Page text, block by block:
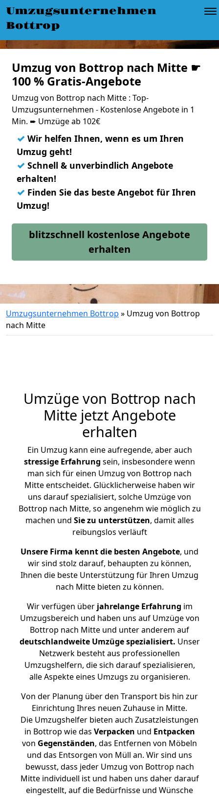
Umzugsunternehmen
Bottrop
Umzug von Bottrop nach Mitte ☛
100 % Gratis-Angebote
Umzug von Bottrop nach Mitte : Top-
Umzugsunternehmen - Kostenlose Angebote in 1
Min. ➨ Umzüge ab 102€
✓ Wir helfen Ihnen, wenn es um Ihren
Umzug geht!
✓ Schnell & unverbindlich Angebote
erhalten!
✓ Finden Sie das beste Angebot für Ihren
Umzug!
blitzschnell kostenlose Angebote
erhalten
Umzugsunternehmen Bottrop » Umzug von Bottrop
nach Mitte
Umzüge von Bottrop nach
Mitte jetzt Angebote
erhalten
Ein Umzug kann eine aufregende, aber auch
stressige Erfahrung sein, insbesondere wenn
man sich für einen Umzug von Bottrop nach
Mitte entscheidet. Glücklicherweise haben wir
uns darauf spezialisiert, solche Umzüge von
Bottrop nach Mitte, so angenehm wie möglich zu
machen und Sie zu unterstützen, damit alles
reibungslos verläuft
Unsere Firma kennt die besten Angebote, und
wir sind stolz darauf, behaupten zu können,
Ihnen die beste Unterstützung für Ihren Umzug
nach Mitte bieten zu können.
Wir verfügen überjahrelange Erfahrung im
Umzugsbereich und haben uns auf Umzüge von
Bottrop nach Mitte und unter anderem auf
deutschlandweite Umzüge spezialisiert. Unser
Netzwerk besteht aus professionellen
Umzugshelfern, die sich darauf spezialisieren,
alle Aspekte eines Umzugs zu organisieren.
Von der Planung über den Transport bis hin zur
Einrichtung Ihres neuen Zuhause in Mitte.
Die Umzugshelfer bieten auch Zusatzleistungen
in Bottrop wie das Verpacken und Entpacken
von Gegenständen, das Entfernen von Möbeln
und das Entsorgen von Müll an. Wir sind uns
bewusst, dass jeder Umzug von Bottrop nach
Mitte individuell ist und haben uns daher darauf
eingestellt, auf die Bedürfnisse und Wünsche